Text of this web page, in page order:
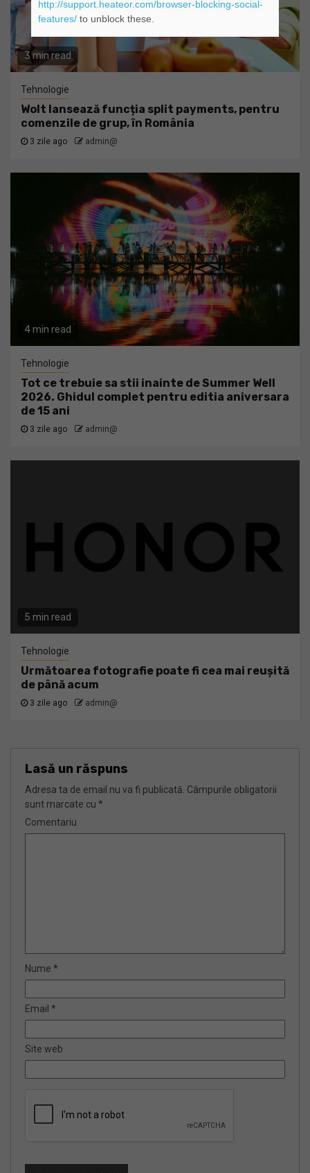
3 min read
Tehnologie
Wolt lansează funcția split payments, pentru
comenzile de grup, în România
3 zile ago admin@
4 min read
Tehnologie
Tot ce trebuie sa stii inainte de Summer Well
2026. Ghidul complet pentru editia aniversara
de 15 ani
3 zile ago admin@
5 min read
Tehnologie
Următoarea fotografie poate fi cea mai reușită
de până acum
3 zile ago admin@
Lasă un răspuns
Adresa ta de email nu va fi publicată. Câmpurile obligatorii
sunt marcate cu *
Comentariu
Nume *
Email *
Site web
http://support.heateor.com/browser-blocking-social-
features/to unblock these.